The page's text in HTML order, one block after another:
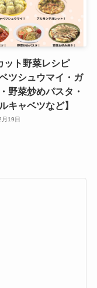
ット野菜レシピ
ベツシュウマイ・ガ
野菜炒めパスタ・
キャベツなど】
19日